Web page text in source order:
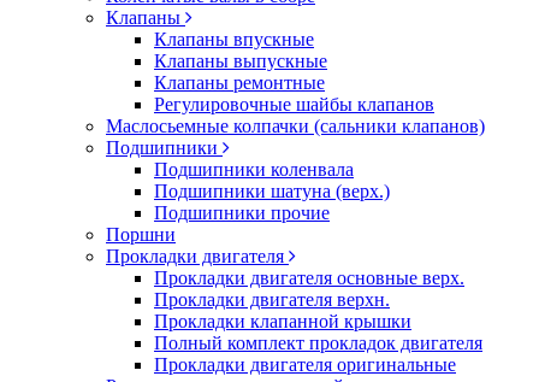
Клапаны
Клапаны впускные
Клапаны выпускные
Клапаны ремонтные
Регулировочные шайбы клапанов
Маслосьемные колпачки (сальники клапанов)
Подшипники
Подшипники коленвала
Подшипники шатуна (верх.)
Подшипники прочие
Поршни
Прокладки двигателя
Прокладки двигателя основные верх.
Прокладки двигателя верхн.
Прокладки клапанной крышки
Полный комплект прокладок двигателя
Прокладки двигателя оригинальные